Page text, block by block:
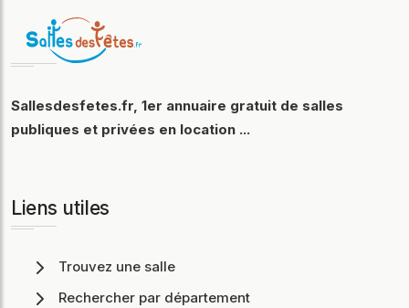
Sallesdesfetes.fr, 1er annuaire gratuit de salles
publiques et privées en location ...
Liens utiles
Trouvez une salle
Rechercher par département